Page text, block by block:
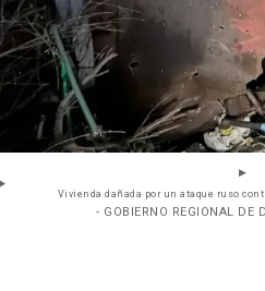
Vivienda dañada por un ataque ruso
- GOBIERNO REGIONAL DE